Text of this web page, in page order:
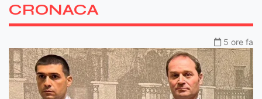
CRONACA
5 ore fa